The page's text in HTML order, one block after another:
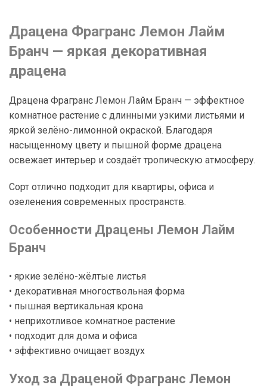
Драцена Фрагранс Лемон Лайм
Бранч — яркая декоративная
драцена
Драцена Фрагранс Лемон Лайм Бранч — эффектное
комнатное растение с длинными узкими листьями и
яркой зелёно-лимонной окраской. Благодаря
насыщенному цвету и пышной форме драцена
освежает интерьер и создаёт тропическую атмосферу.
Сорт отлично подходит для квартиры, офиса и
озеленения современных пространств.
Особенности Драцены Лемон Лайм
Бранч
• яркие зелёно-жёлтые листья
• декоративная многоствольная форма
• пышная вертикальная крона
• неприхотливое комнатное растение
• подходит для дома и офиса
• эффективно очищает воздух
Уход за Драценой Фрагранс Лемон